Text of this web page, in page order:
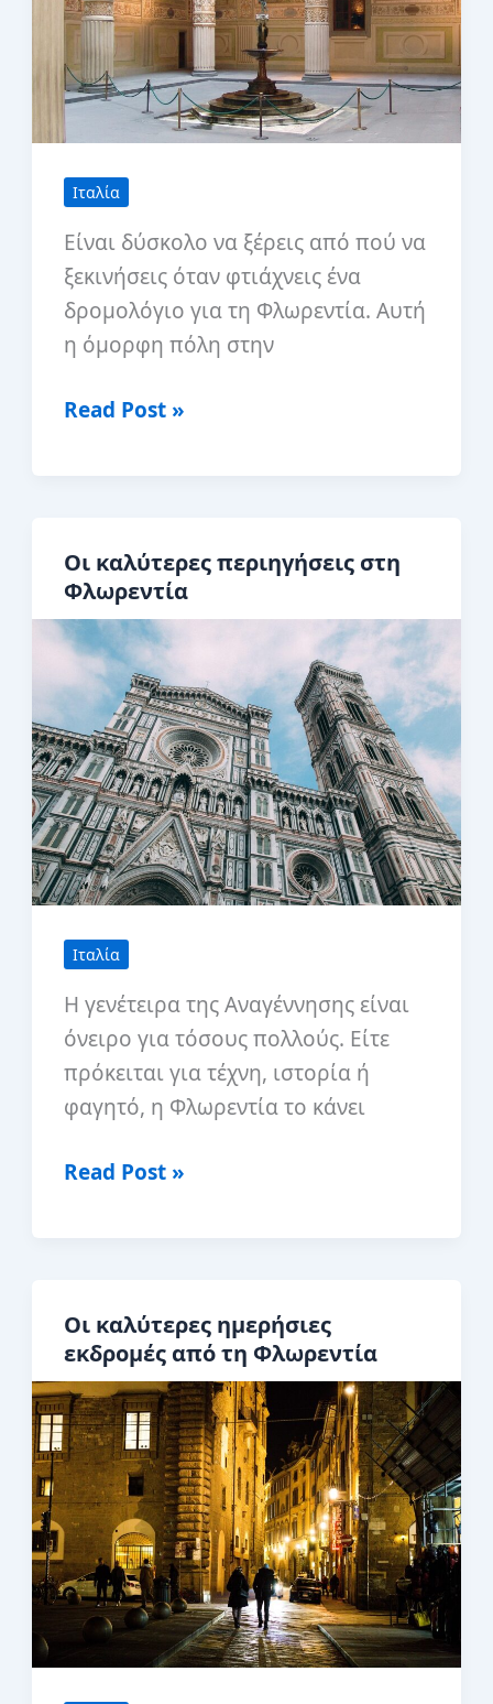
Ιταλία
Είναι δύσκολο να ξέρεις από πού να
ξεκινήσεις όταν φτιάχνεις ένα
δρομολόγιο για τη Φλωρεντία. Αυτή
η όμορφη πόλη στην
Πώς
το
Palazzo
Vecchio
Florence
Read Post »
Οι καλύτερες περιηγήσεις στη
Φλωρεντία
Ιταλία
Η γενέτειρα της Αναγέννησης είναι
όνειρο για τόσους πολλούς. Είτε
πρόκειται για τέχνη, ιστορία ή
φαγητό, η Φλωρεντία το κάνει
Οι
Read Post »
Οι καλύτερες ημερήσιες
εκδρομές από τη Φλωρεντία